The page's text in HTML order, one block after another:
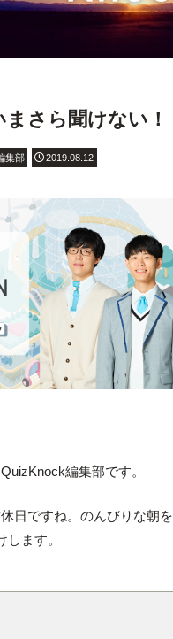
さら聞けない
集部 2019.08.12
編集部です。
日ですね。のんびりな朝
ます。